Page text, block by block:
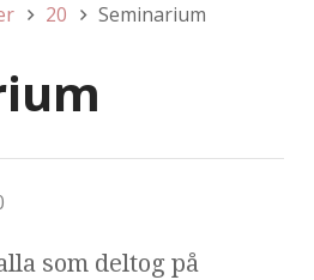
20 Seminarium
som deltog på